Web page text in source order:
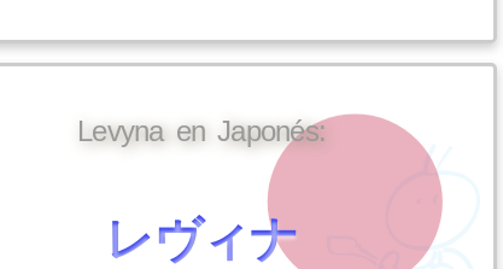
Levyna en Japonés:
レヴィナ